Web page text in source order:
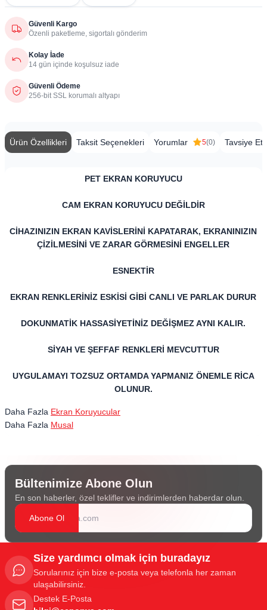
Güvenli Kargo
Özenli paketleme, sigortalı gönderim
Kolay İade
14 gün içinde koşulsuz iade
Güvenli Ödeme
256-bit SSL korumalı altyapı
Ürün Özellikleri Taksit Seçenekleri Yorumlar 5(0) Tavsiye Et
PET EKRAN KORUYUCU
CAM EKRAN KORUYUCU DEĞİLDİR
CİHAZINIZIN EKRAN KAVİSLERİNİ KAPATARAK, EKRANINIZIN
ÇİZİLMESİNİ VE ZARAR GÖRMESİNİ ENGELLER
ESNEKTİR
EKRAN RENKLERİNİZ ESKİSİ GİBİ CANLI VE PARLAK DURUR
DOKUNMATİK HASSASİYETİNİZ DEĞİŞMEZ AYNI KALIR.
SİYAH VE ŞEFFAF RENKLERİ MEVCUTTUR
UYGULAMAYI TOZSUZ ORTAMDA YAPMANIZ ÖNEMLE RİCA
OLUNUR.
Daha Fazla Ekran Koruyucular
Daha Fazla Musal
Bültenimize Abone Olun
En son haberler, özel teklifler ve indirimlerden haberdar olun.
Abone Ol
Size yardımcı olmak için buradayız
Sorularınız için bize e-posta veya telefonla her zaman
ulaşabilirsiniz.
Destek E-Posta